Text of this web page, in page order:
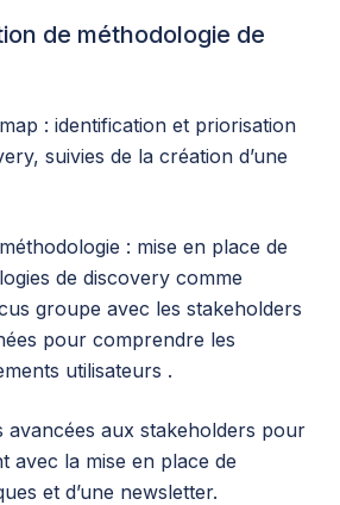
de méthodologie de
: identification et priorisation
suivies de la création d’une
: mise en place de
de discovery comme
groupe avec les stakeholders
pour comprendre les
utilisateurs .
avancées aux stakeholders pour
avec la mise en place de
et d’une newsletter.